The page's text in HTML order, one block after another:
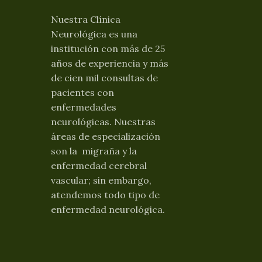
Nuestra Clínica
Neurológica es una
institución con más de 25
años de experiencia y más
de cien mil consultas de
pacientes con
enfermedades
neurológicas. Nuestras
áreas de especialización
son la migraña y la
enfermedad cerebral
vascular; sin embargo,
atendemos todo tipo de
enfermedad neurológica.